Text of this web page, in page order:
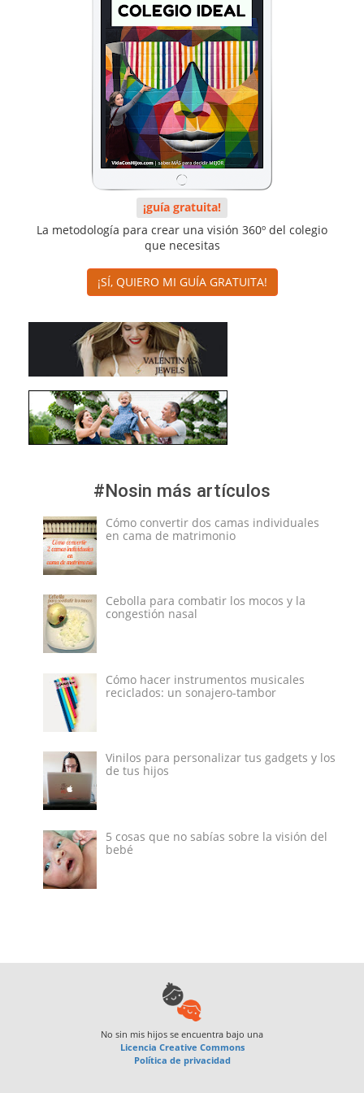
¡guía gratuita!
La metodología para crear una visión 360º del colegio
que necesitas
¡SÍ, QUIERO MI GUÍA GRATUITA!
#Nosin más artículos
Cómo convertir dos camas individuales
en cama de matrimonio
Cebolla para combatir los mocos y la
congestión nasal
Cómo hacer instrumentos musicales
reciclados: un sonajero-tambor
Vinilos para personalizar tus gadgets y los
de tus hijos
5 cosas que no sabías sobre la visión del
bebé
No sin mis hijos se encuentra bajo una
Licencia Creative Commons
Política de privacidad